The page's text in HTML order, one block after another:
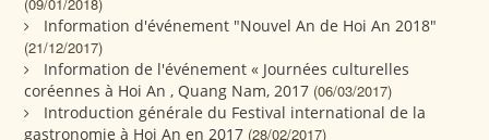
Information d'événement "Nouvel An de Hoi An 2018"
(21/12/2017)
Information de l'événement « Journées culturelles
coréennes à Hoi An , Quang Nam, 2017 (06/03/2017)
Introduction générale du Festival international de la
gastronomie à Hoi An en 2017 (28/02/2017)